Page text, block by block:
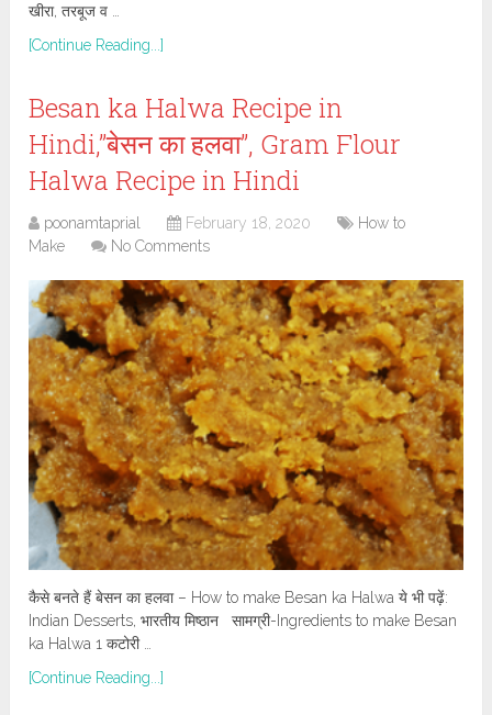
खीरा, तरबूज व …
[Continue Reading...]
Besan ka Halwa Recipe in
Hindi,”बेसन का हलवा”, Gram Flour
Halwa Recipe in Hindi
poonamtaprial February 18, 2020
How to
Make
No Comments
कैसे बनते हैं बेसन का हलवा – How to make Besan ka Halwa ये भी पढ़ें:
Indian Desserts, भारतीय मिष्ठान सामग्री-Ingredients to make Besan
ka Halwa 1 कटोरी …
[Continue Reading...]